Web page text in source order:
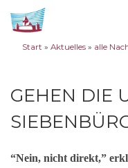
Zum Inhalt springen
Start » Aktuelles » alle
GEHEN DIE
“Nein, nicht direkt,”